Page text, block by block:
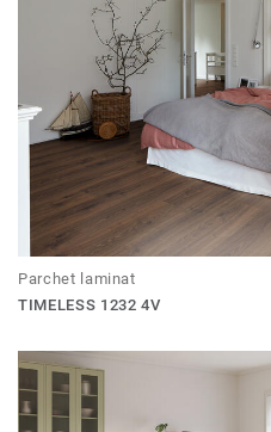
Parchet laminat
TIMELESS 1232 4V